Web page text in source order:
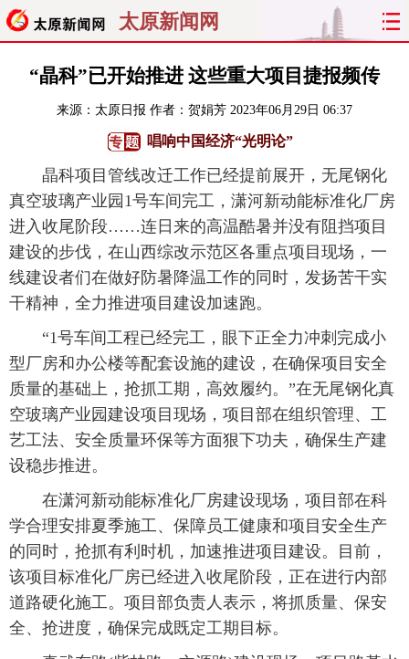
太原新闻网
首页 聚焦 太原 山西
经济 关注 文明 出行
旅游 理财 政务 教育
看天下 晋月读 最太原 网罗民生
太原日报 太原晚报 热评
“晶科”已开始推进 这些重大项目捷报频传
来源： 太原日报 作者：贺娟芳 2023年06月29日 06:37
唱响中国经济“光明论”
晶科项目管线改迁工作已经提前展开，无尾钢化
真空玻璃产业园1号车间完工，潇河新动能标准化厂房
进入收尾阶段……连日来的高温酷暑并没有阻挡项目
建设的步伐，在山西综改示范区各重点项目现场，一
线建设者们在做好防暑降温工作的同时，发扬苦干实
干精神，全力推进项目建设加速跑。
“1号车间工程已经完工，眼下正全力冲刺完成小
型厂房和办公楼等配套设施的建设，在确保项目安全
质量的基础上，抢抓工期，高效履约。”在无尾钢化真
空玻璃产业园建设项目现场，项目部在组织管理、工
艺工法、安全质量环保等方面狠下功夫，确保生产建
设稳步推进。
在潇河新动能标准化厂房建设现场，项目部在科
学合理安排夏季施工、保障员工健康和项目安全生产
的同时，抢抓有利时机，加速推进项目建设。目前，
该项目标准化厂房已经进入收尾阶段，正在进行内部
道路硬化施工。项目部负责人表示，将抓质量、保安
全、抢进度，确保完成既定工期目标。